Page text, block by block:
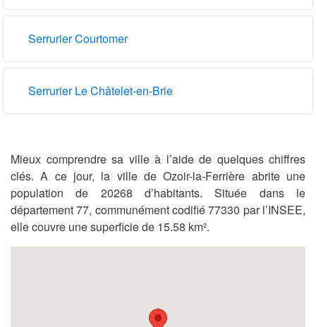
Serrurier Courtomer
Serrurier Le Châtelet-en-Brie
Mieux comprendre sa ville à l’aide de quelques chiffres
clés. A ce jour, la ville de Ozoir-la-Ferrière abrite une
population de 20268 d’habitants. Située dans le
département 77, communément codifié 77330 par l’INSEE,
elle couvre une superficie de 15.58 km².